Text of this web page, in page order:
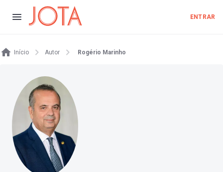
ENTRAR
Início Autor Rogério Marinho